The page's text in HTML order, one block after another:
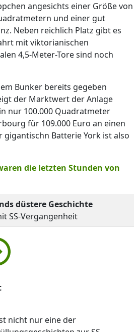
angesichts einer Größe von
und einer gut
Neben reichlich Platz gibt es
mit viktorianischen
4,5-Meter-Tore sind noch
Bunker bereits gegeben
der Marktwert der Anlage
nur 100.000 Quadratmeter
für 109.000 Euro an einen
gigantischn Batterie York ist also
die letzten Stunden von
düstere Geschichte
SS-Vergangenheit
nicht nur eine der